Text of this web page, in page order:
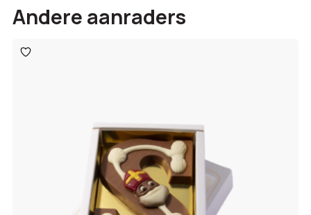
Andere aanraders
Toevoegen
aan